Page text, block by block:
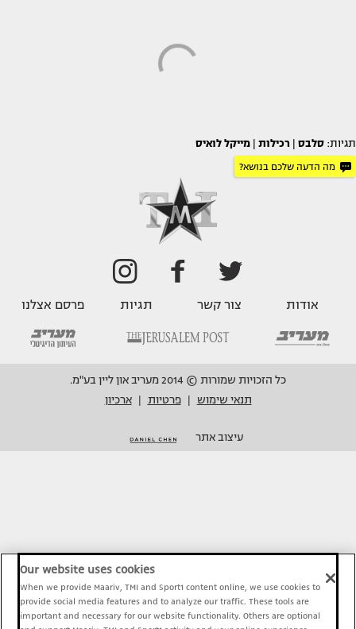
תגיות: סלבס רכילות מייקל לואיס
מה הדעה שלכם בנושא?
אודות צור קשר תגיות פרסם אצלנו
כל הזכויות שמורות © 2014 מעריב און ליין בע"מ.
תנאי שימוש
פרטיות ארכיון
עיצוב אתר
Our website uses cookies
When we provide Maariv, TMI and Sport1 content online, we use cookies to
provide social media features and to analyze our traffic. These tools are
important and necessary for our website functionality. Others are optional